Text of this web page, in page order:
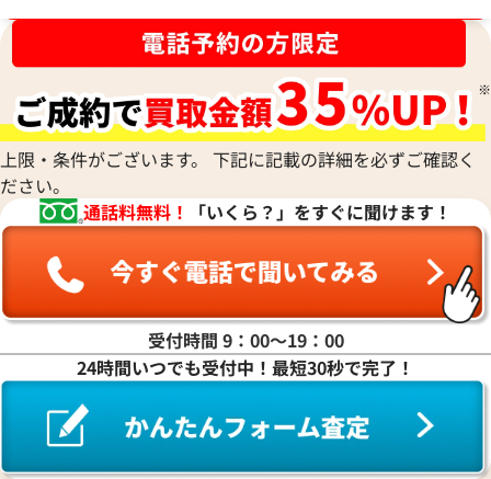
ハ行
マ行
ヤ行
ワ行
上限・条件がございます。 下記に記載の詳細を必ずご確認く
ださい。
通話料無料！
「いくら？」をすぐに聞けます！
受付時間 9：00〜19：00
24時間いつでも受付中！最短30秒で完了！